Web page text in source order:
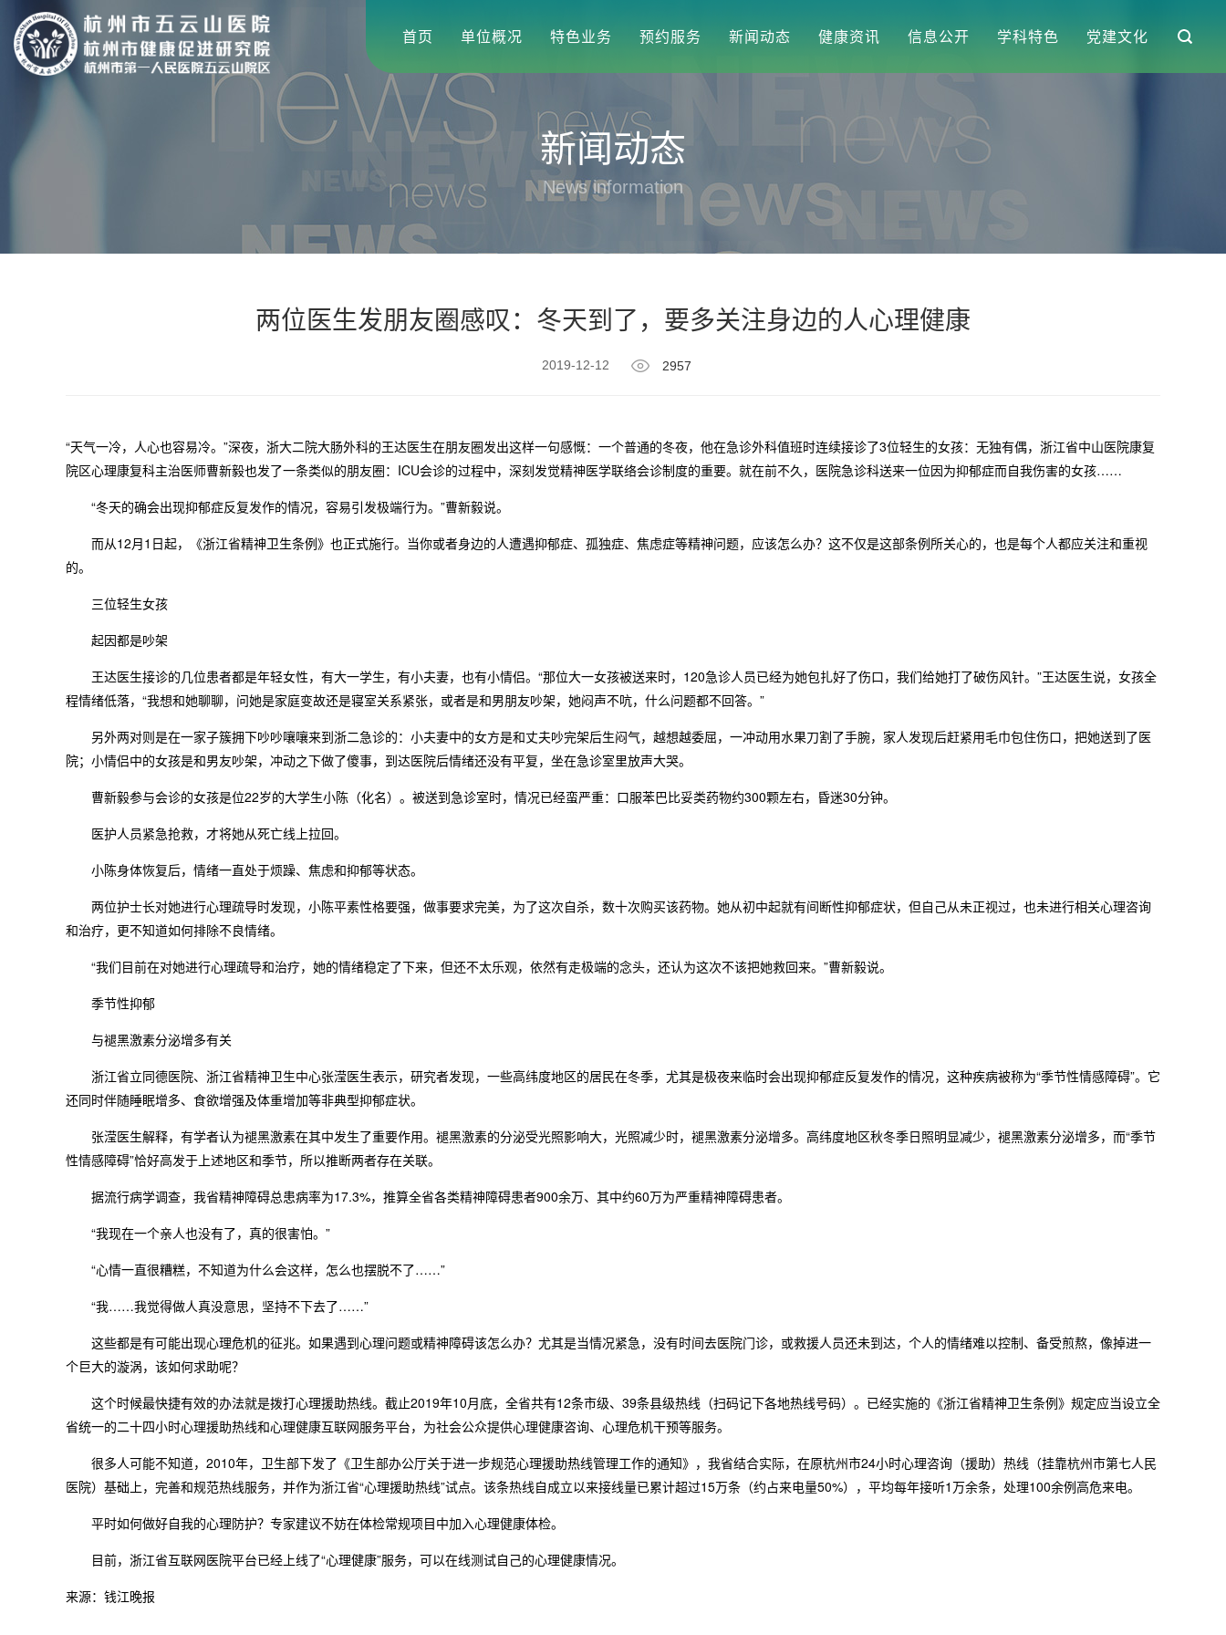
首页 单位概况 特色业务 预约服务 新闻动态 健康资讯 信息公开 学科特色 党建文化
新闻动态
News information
两位医生发朋友圈感叹：冬天到了，要多关注身边的人心理健康
2019-12-12 2957
“天气一冷，人心也容易冷。”深夜，浙大二院大肠外科的王达医生在朋友圈发出这样一句感慨：一个普通的冬夜，他在急诊外科值班时连续接诊了3位轻生的女孩：无独有偶，浙江省中山医院康复
院区心理康复科主治医师曹新毅也发了一条类似的朋友圈：ICU会诊的过程中，深刻发觉精神医学联络会诊制度的重要。就在前不久，医院急诊科送来一位因为抑郁症而自我伤害的女孩……
“冬天的确会出现抑郁症反复发作的情况，容易引发极端行为。”曹新毅说。
而从12月1日起，《浙江省精神卫生条例》也正式施行。当你或者身边的人遭遇抑郁症、孤独症、焦虑症等精神问题，应该怎么办？这不仅是这部条例所关心的，也是每个人都应关注和重视
的。
三位轻生女孩
起因都是吵架
王达医生接诊的几位患者都是年轻女性，有大一学生，有小夫妻，也有小情侣。“那位大一女孩被送来时，120急诊人员已经为她包扎好了伤口，我们给她打了破伤风针。”王达医生说，女孩全
程情绪低落，“我想和她聊聊，问她是家庭变故还是寝室关系紧张，或者是和男朋友吵架，她闷声不吭，什么问题都不回答。”
另外两对则是在一家子簇拥下吵吵嚷嚷来到浙二急诊的：小夫妻中的女方是和丈夫吵完架后生闷气，越想越委屈，一冲动用水果刀割了手腕，家人发现后赶紧用毛巾包住伤口，把她送到了医
院；小情侣中的女孩是和男友吵架，冲动之下做了傻事，到达医院后情绪还没有平复，坐在急诊室里放声大哭。
曹新毅参与会诊的女孩是位22岁的大学生小陈（化名）。被送到急诊室时，情况已经蛮严重：口服苯巴比妥类药物约300颗左右，昏迷30分钟。
医护人员紧急抢救，才将她从死亡线上拉回。
小陈身体恢复后，情绪一直处于烦躁、焦虑和抑郁等状态。
两位护士长对她进行心理疏导时发现，小陈平素性格要强，做事要求完美，为了这次自杀，数十次购买该药物。她从初中起就有间断性抑郁症状，但自己从未正视过，也未进行相关心理咨询
和治疗，更不知道如何排除不良情绪。
“我们目前在对她进行心理疏导和治疗，她的情绪稳定了下来，但还不太乐观，依然有走极端的念头，还认为这次不该把她救回来。”曹新毅说。
季节性抑郁
与褪黑激素分泌增多有关
浙江省立同德医院、浙江省精神卫生中心张滢医生表示，研究者发现，一些高纬度地区的居民在冬季，尤其是极夜来临时会出现抑郁症反复发作的情况，这种疾病被称为“季节性情感障碍”。它
还同时伴随睡眠增多、食欲增强及体重增加等非典型抑郁症状。
张滢医生解释，有学者认为褪黑激素在其中发生了重要作用。褪黑激素的分泌受光照影响大，光照减少时，褪黑激素分泌增多。高纬度地区秋冬季日照明显减少，褪黑激素分泌增多，而“季节
性情感障碍”恰好高发于上述地区和季节，所以推断两者存在关联。
据流行病学调查，我省精神障碍总患病率为17.3%，推算全省各类精神障碍患者900余万、其中约60万为严重精神障碍患者。
“我现在一个亲人也没有了，真的很害怕。”
“心情一直很糟糕，不知道为什么会这样，怎么也摆脱不了……”
“我……我觉得做人真没意思，坚持不下去了……”
这些都是有可能出现心理危机的征兆。如果遇到心理问题或精神障碍该怎么办？尤其是当情况紧急，没有时间去医院门诊，或救援人员还未到达，个人的情绪难以控制、备受煎熬，像掉进一
个巨大的漩涡，该如何求助呢？
这个时候最快捷有效的办法就是拨打心理援助热线。截止2019年10月底，全省共有12条市级、39条县级热线（扫码记下各地热线号码）。已经实施的《浙江省精神卫生条例》规定应当设立全
省统一的二十四小时心理援助热线和心理健康互联网服务平台，为社会公众提供心理健康咨询、心理危机干预等服务。
很多人可能不知道，2010年，卫生部下发了《卫生部办公厅关于进一步规范心理援助热线管理工作的通知》，我省结合实际，在原杭州市24小时心理咨询（援助）热线（挂靠杭州市第七人民
医院）基础上，完善和规范热线服务，并作为浙江省“心理援助热线”试点。该条热线自成立以来接线量已累计超过15万条（约占来电量50%），平均每年接听1万余条，处理100余例高危来电。
平时如何做好自我的心理防护？专家建议不妨在体检常规项目中加入心理健康体检。
目前，浙江省互联网医院平台已经上线了“心理健康”服务，可以在线测试自己的心理健康情况。
来源：钱江晚报